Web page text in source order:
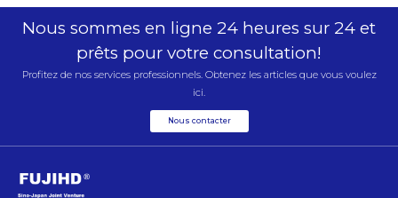
Nous sommes en ligne 24 heures sur 24 et
prêts pour votre consultation!
Profitez de nos services professionnels. Obtenez les articles que vous voulez
ici.
Nous contacter